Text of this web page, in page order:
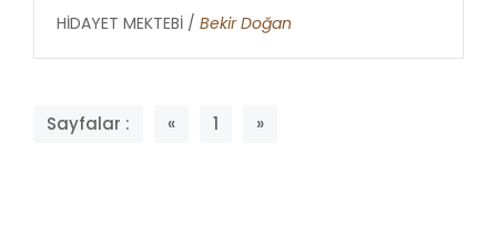
HİDAYET MEKTEBİ / Bekir Doğan
Sayfalar : « 1 »